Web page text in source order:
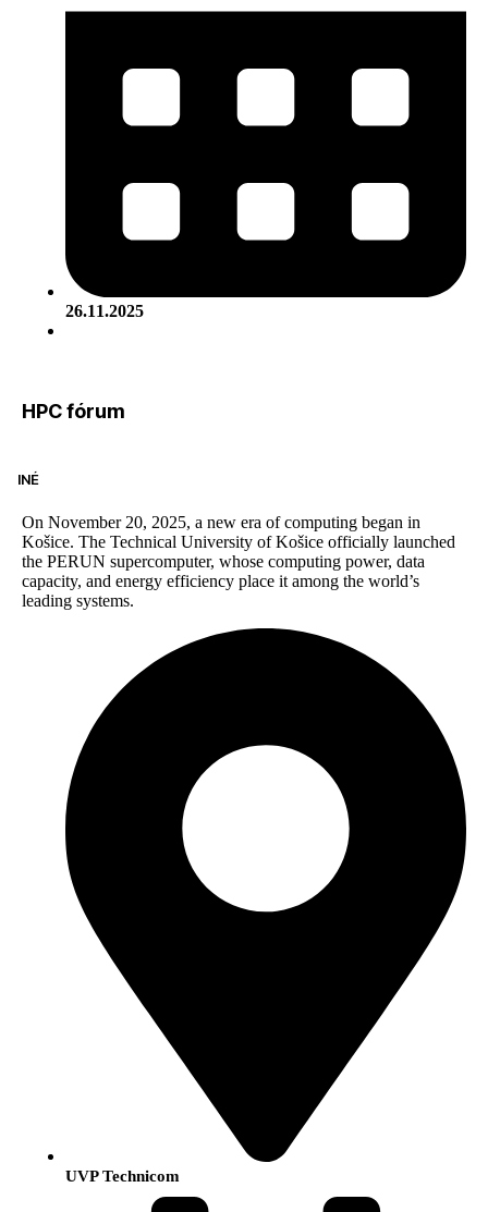
26.11.2025
HPC fórum
INÉ
On November 20, 2025, a new era of computing began in
Košice. The Technical University of Košice officially launched
the PERUN supercomputer, whose computing power, data
capacity, and energy efficiency place it among the world’s
leading systems.
UVP Technicom